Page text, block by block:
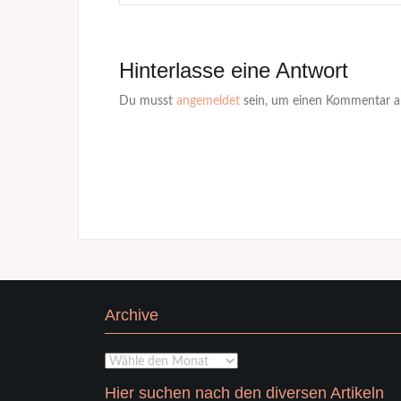
Hinterlasse eine Antwort
Du musst angemeldet sein, um einen Kommentar
Archive
Archive
Hier suchen nach den diversen Artikeln